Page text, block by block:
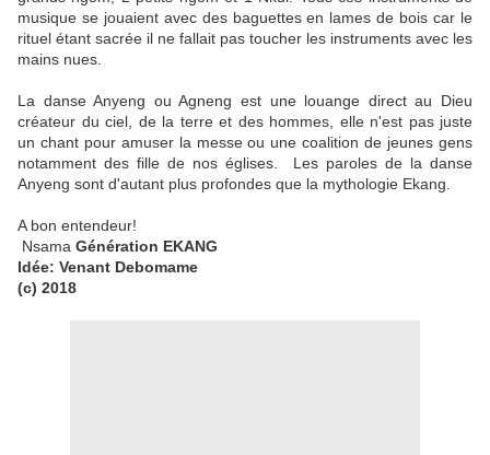
musique se jouaient avec des baguettes en lames de bois car le
rituel étant sacrée il ne fallait pas toucher les instruments avec les
mains nues.
La danse Anyeng ou Agneng est une louange direct au Dieu
créateur du ciel, de la terre et des hommes, elle n'est pas juste
un chant pour amuser la messe ou une coalition de jeunes gens
notamment des fille de nos églises. Les paroles de la danse
Anyeng sont d'autant plus profondes que la mythologie Ekang.
A bon entendeur!
Nsama Génération EKANG
Idée: Venant Debomame
(c) 2018